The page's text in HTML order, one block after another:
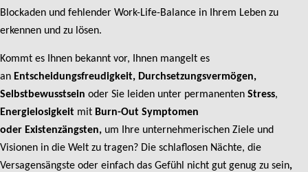
Blockaden und fehlender Work-Life-Balance in Ihrem Leben zu
erkennen und zu lösen.
Kommt es Ihnen bekannt vor, Ihnen mangelt es
an Entscheidungsfreudigkeit, Durchsetzungsvermögen,
Selbstbewusstsein oder Sie leiden unter permanenten Stress,
Energielosigkeit mit Burn-Out Symptomen
oder Existenzängsten, um Ihre unternehmerischen Ziele und
Visionen in die Welt zu tragen? Die schlaflosen Nächte, die
Versagensängste oder einfach das Gefühl nicht gut genug zu sein,